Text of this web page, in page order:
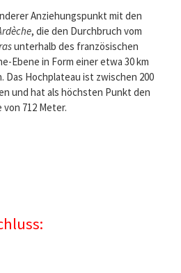
Anziehungspunkt mit den
, die den Durchbruch vom
unterhalb des französischen
Ebene in Form einer etwa 30 km
Das Hochplateau ist zwischen 200
und hat als höchsten Punkt den
712 Meter.